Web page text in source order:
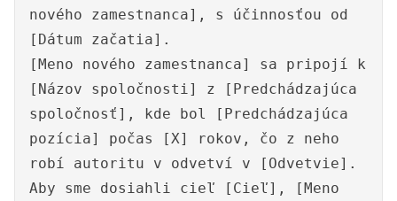
nového zamestnanca], s účinnosťou od
[Dátum začatia].
[Meno nového zamestnanca] sa pripojí k
[Názov spoločnosti] z [Predchádzajúca
spoločnosť], kde bol [Predchádzajúca
pozícia] počas [X] rokov, čo z neho
robí autoritu v odvetví v [Odvetvie].
Aby sme dosiahli cieľ [Cieľ], [Meno